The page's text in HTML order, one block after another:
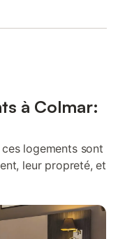
à Colmar:
logements sont
leur propreté, et